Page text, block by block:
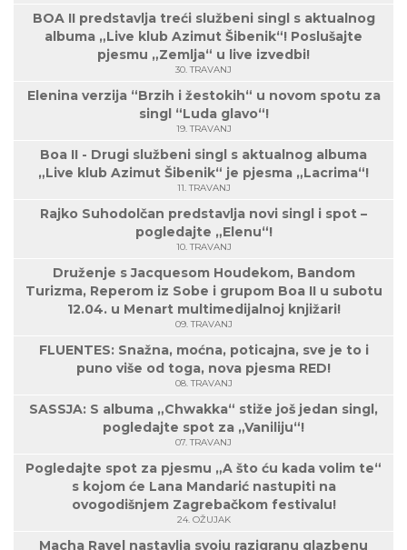
BOA II predstavlja treći službeni singl s aktualnog
albuma „Live klub Azimut Šibenik“! Poslušajte
pjesmu „Zemlja“ u live izvedbi!
30. TRAVANJ
Elenina verzija “Brzih i žestokih“ u novom spotu za
singl “Luda glavo“!
19. TRAVANJ
Boa II - Drugi službeni singl s aktualnog albuma
„Live klub Azimut Šibenik“ je pjesma „Lacrima“!
11. TRAVANJ
Rajko Suhodolčan predstavlja novi singl i spot –
pogledajte „Elenu“!
10. TRAVANJ
Druženje s Jacquesom Houdekom, Bandom
Turizma, Reperom iz Sobe i grupom Boa II u subotu
12.04. u Menart multimedijalnoj knjižari!
09. TRAVANJ
FLUENTES: Snažna, moćna, poticajna, sve je to i
puno više od toga, nova pjesma RED!
08. TRAVANJ
SASSJA: S albuma „Chwakka“ stiže još jedan singl,
pogledajte spot za „Vaniliju“!
07. TRAVANJ
Pogledajte spot za pjesmu „A što ću kada volim te“
s kojom će Lana Mandarić nastupiti na
ovogodišnjem Zagrebačkom festivalu!
24. OŽUJAK
Macha Ravel nastavlja svoju razigranu glazbenu